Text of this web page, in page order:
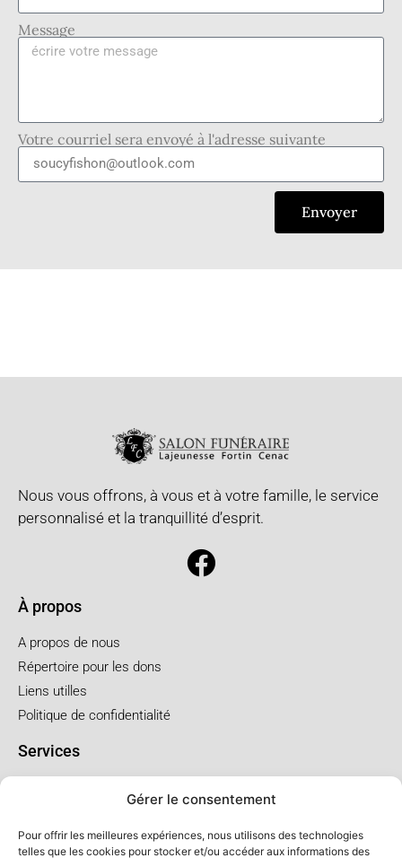
Gérer le consentement
Pour offrir les meilleures expériences, nous utilisons des technologies
telles que les cookies pour stocker et/ou accéder aux informations des
Message
Votre courriel sera envoyé à l'adresse suivante
Envoyer
Nous vous offrons, à vous et à votre famille, le service
personnalisé et la tranquillité d’esprit.
À propos
A propos de nous
Répertoire pour les dons
Liens utilles
Politique de confidentialité
Services
Funérailles au salon